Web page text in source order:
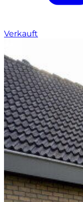
Verkauft